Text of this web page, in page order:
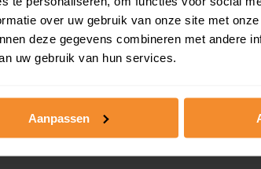
over uw gebruik van onze site met
deze gegevens combineren met andere
uw gebruik van hun services.
Aanpassen
108 m2 30 juni
3.820 m2 30 juni